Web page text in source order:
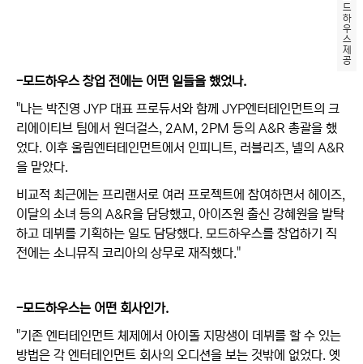
드
하
우
스
제
공
-모드하우스 창업 전에는 어떤 일들을 했었나.
"나는 박진영 JYP 대표 프로듀서와 함께 JYP엔터테인먼트의 크
리에이티브 팀에서 원더걸스, 2AM, 2PM 등의 A&R 총괄을 했
었다. 이후 울림엔터테인먼트에서 인피니트, 러블리즈, 넬의 A&R
을 맡았다.
비교적 최근에는 프리랜서로 여러 프로젝트에 참여하면서 헤이즈,
이달의 소녀 등의 A&R을 담당했고, 아이즈원 출신 강혜원을 발탁
하고 데뷔를 기획하는 일도 담당했다. 모드하우스를 창업하기 직
전에는 소니뮤직 코리아의 상무로 재직했다."
-모드하우스는 어떤 회사인가.
"기존 엔터테인먼트 체제에서 아이돌 지망생이 데뷔를 할 수 있는
방법은 각 엔터테인먼트 회사의 오디션을 보는 것밖에 없었다. 옛